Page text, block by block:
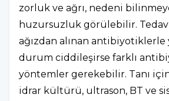
zorluk ve ağrı, nedeni
huzursuzluk görülebilir.
ağızdan alınan antibiyotiklerle
durum ciddileşirse farklı
yöntemler gerekebilir. Tanı
idrar kültürü, ultrason, BT ve